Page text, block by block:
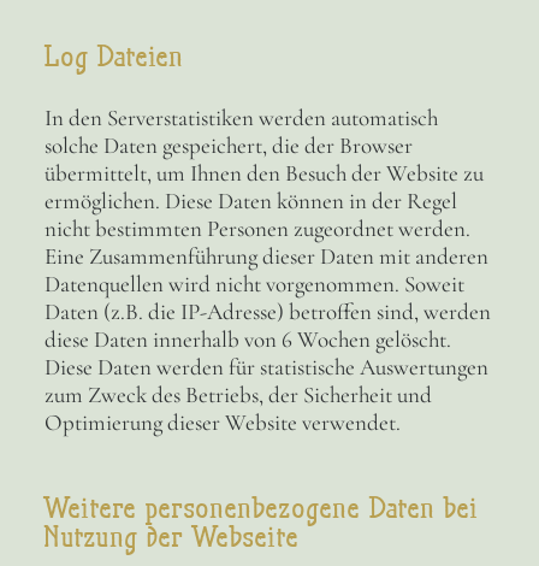
Log Dateien
In den Serverstatistiken werden automatisch
solche Daten gespeichert, die der Browser
übermittelt, um Ihnen den Besuch der Website zu
ermöglichen. Diese Daten können in der Regel
nicht bestimmten Personen zugeordnet werden.
Eine Zusammenführung dieser Daten mit anderen
Datenquellen wird nicht vorgenommen. Soweit
Daten (z.B. die IP-Adresse) betroffen sind, werden
diese Daten innerhalb von 6 Wochen gelöscht.
Diese Daten werden für statistische Auswertungen
zum Zweck des Betriebs, der Sicherheit und
Optimierung dieser Website verwendet.
Weitere personenbezogene Daten bei
Nutzung der Webseite